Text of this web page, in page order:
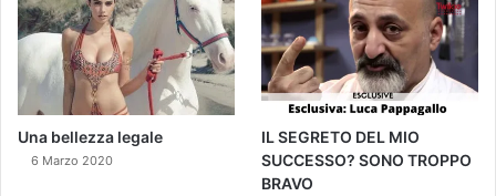
Una bellezza legale
6 Marzo 2020
IL SEGRETO DEL MIO
SUCCESSO? SONO TROPPO
BRAVO